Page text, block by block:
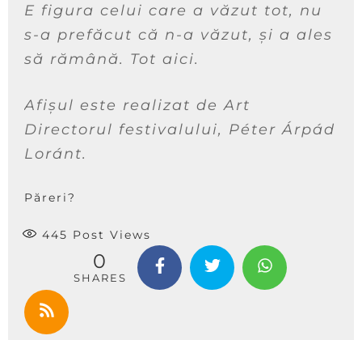
E figura celui care a văzut tot, nu
s-a prefăcut că n-a văzut, și a ales
să rămână. Tot aici.
Afișul este realizat de Art
Directorul festivalului, Péter Árpád
Loránt.
Păreri?
445 Post Views
0
SHARES